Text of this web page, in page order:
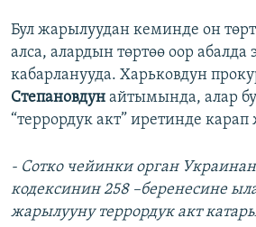
Бул жарылуудан кеминде он
алса, алардын төртөө оор абалда
кабарланууда. Харьковдун
Степановдун айтымында, алар
“террордук акт” иретинде
- Сотко чейинки орган
кодексинин 258 –беренесине
жарылууну террордук акт